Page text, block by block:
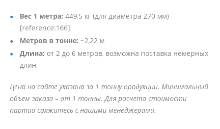
Вес 1 метра: 449,5 кг (для диаметра 270 мм)
[reference:166]
Метров в тонне: ~2,22 м
Длина: от 2 до 6 метров, возможна поставка немерных
длин
Цена на сайте указана за 1 тонну продукции. Минимальный
объем заказа – от 1 тонны. Для расчета стоимости
партии свяжитесь с нашими менеджерами.